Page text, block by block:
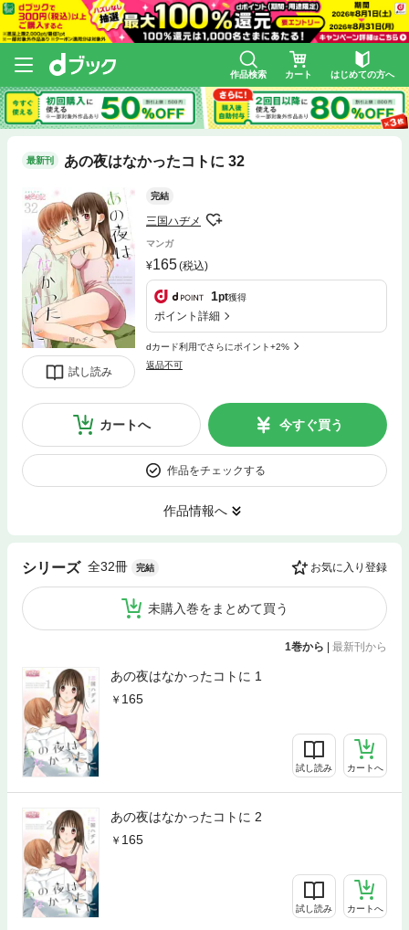
作品検索 カート はじめての方へ
最新刊 あの夜はなかったコトに 32
試し読み
完結
三国ハヂメ
マンガ
165(税込)
1pt獲得
ポイント詳細
dカード利用でさらにポイント+2%
返品不可
カートへ 今すぐ買う
作品をチェックする
作品情報へ
シリーズ 全32冊 完結 お気に入り登録
未購入巻をまとめて買う
1巻から | 最新刊から
あの夜はなかったコトに 1
165
試し読み カートへ
あの夜はなかったコトに 2
165
試し読み カートへ